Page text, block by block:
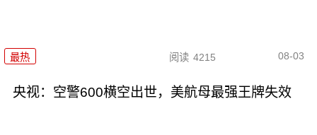
最热 阅读 4215 08-03
央视：空警600横空出世，美航母最强王牌失效